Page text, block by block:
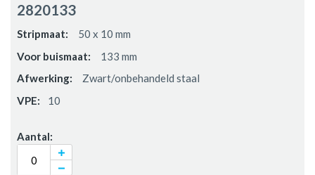
2820133
50 x 10 mm
133 mm
Zwart/onbehandeld staal
10